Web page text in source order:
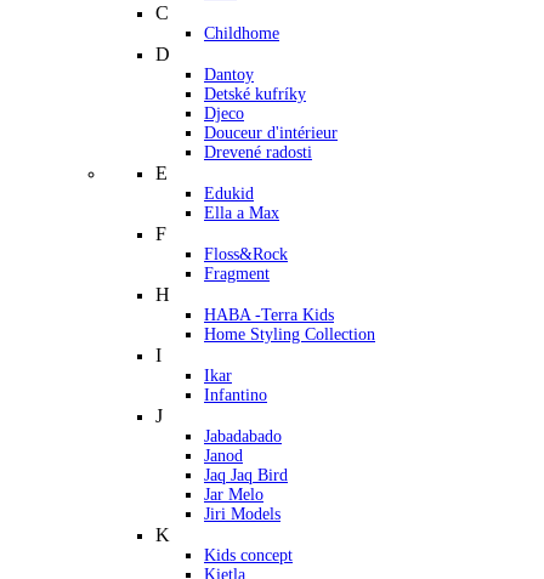
C
Childhome
D
Dantoy
Detské kufríky
Djeco
Douceur d'intérieur
Drevené radosti
E
Edukid
Ella a Max
F
Floss&Rock
Fragment
H
HABA -Terra Kids
Home Styling Collection
I
Ikar
Infantino
J
Jabadabado
Janod
Jaq Jaq Bird
Jar Melo
Jiri Models
K
Kids concept
Kietla